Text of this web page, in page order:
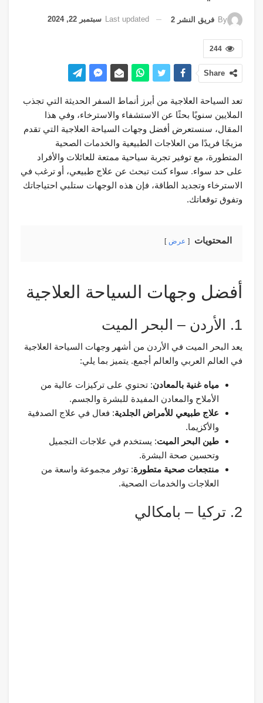
By فريق النشر 2 Last updated سبتمبر 22, 2024
244
Share
تعد السياحة العلاجية من أبرز أنماط السفر الحديثة التي تجذب
الملايين سنويًا بحثًا عن الاستشفاء والاسترخاء، وفي هذا
المقال، سنستعرض أفضل وجهات السياحة العلاجية التي تقدم
مزيجًا فريدًا من العلاجات الطبيعية والخدمات الصحية
المتطورة، مع توفير تجربة سياحية ممتعة للعائلات والأفراد
على حد سواء. سواء كنت تبحث عن علاج طبيعي، أو ترغب في
الاسترخاء وتجديد الطاقة، فإن هذه الوجهات ستلبي احتياجاتك
وتفوق توقعاتك.
المحتويات عرض
أفضل وجهات السياحة العلاجية
1. الأردن – البحر الميت
يعد البحر الميت في الأردن من أشهر وجهات السياحة العلاجية
في العالم العربي والعالم أجمع. يتميز بما يلي:
مياه غنية بالمعادن: تحتوي على تركيزات عالية من
الأملاح والمعادن المفيدة للبشرة والجسم.
علاج طبيعي للأمراض الجلدية: فعال في علاج الصدفية
والأكزيما.
طين البحر الميت: يستخدم في علاجات التجميل
وتحسين صحة البشرة.
منتجعات صحية متطورة: توفر مجموعة واسعة من
العلاجات والخدمات الصحية.
2. تركيا – بامكالي